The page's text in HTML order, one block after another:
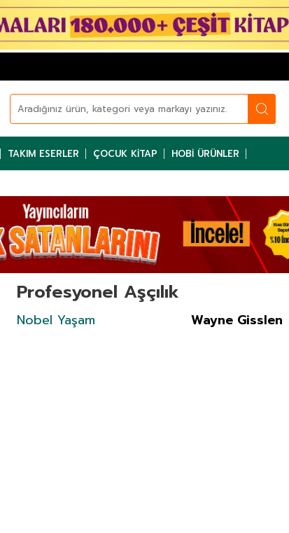
TAKIM ESERLER ÇOCUK KITAP HOBI ÜRÜNLER
Profesyonel Aşçılık
Nobel Yaşam Wayne Gisslen